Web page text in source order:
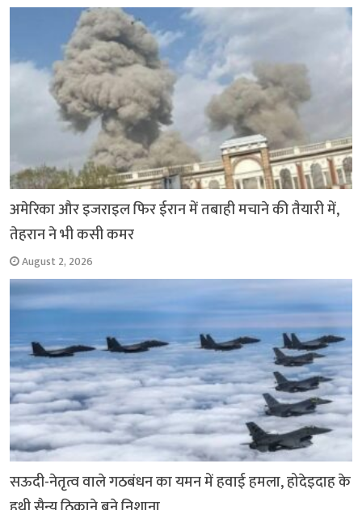
अमेरिका और इजराइल फिर ईरान में तबाही मचाने की तैयारी में,
तेहरान ने भी कसी कमर
August 2, 2026
सऊदी-नेतृत्व वाले गठबंधन का यमन में हवाई हमला, होदेइदाह के